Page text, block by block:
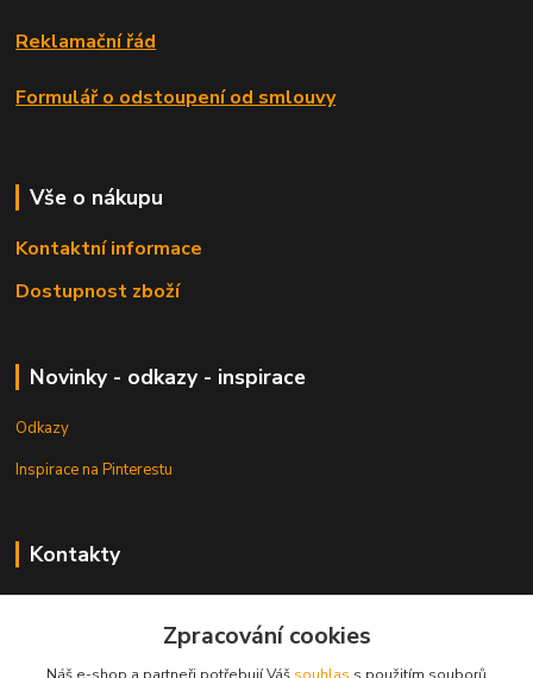
Reklamační řád
Formulář o odstoupení od smlouvy
Vše o nákupu
Kontaktní informace
Dostupnost zboží
Novinky - odkazy - inspirace
Odkazy
Inspirace na Pinterestu
Kontakty
Petr Pešek
+420 608 835 880Zpracování cookies